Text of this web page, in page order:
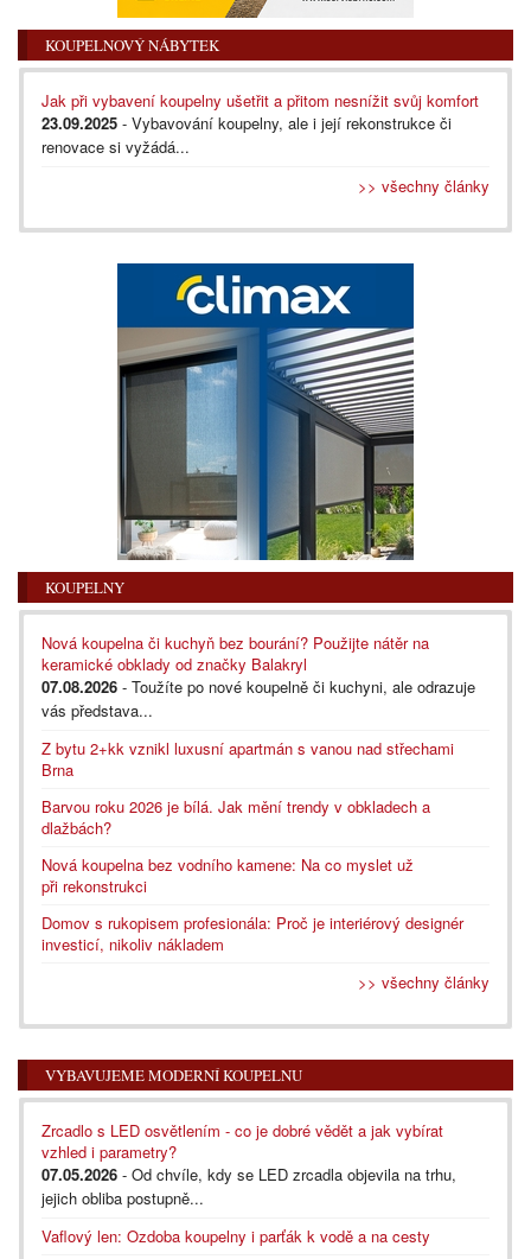
KOUPELNOVÝ NÁBYTEK
Jak při vybavení koupelny ušetřit a přitom nesnížit svůj komfort
23.09.2025 - Vybavování koupelny, ale i její rekonstrukce či
renovace si vyžádá...
>> všechny články
KOUPELNY
Nová koupelna či kuchyň bez bourání? Použijte nátěr na
keramické obklady od značky Balakryl
07.08.2026 - Toužíte po nové koupelně či kuchyni, ale odrazuje
vás představa...
Z bytu 2+kk vznikl luxusní apartmán s vanou nad střechami
Brna
Barvou roku 2026 je bílá. Jak mění trendy v obkladech a
dlažbách?
Nová koupelna bez vodního kamene: Na co myslet už
při rekonstrukci
Domov s rukopisem profesionála: Proč je interiérový designér
investicí, nikoliv nákladem
>> všechny články
VYBAVUJEME MODERNÍ KOUPELNU
Zrcadlo s LED osvětlením - co je dobré vědět a jak vybírat
vzhled i parametry?
07.05.2026 - Od chvíle, kdy se LED zrcadla objevila na trhu,
jejich obliba postupně...
Vaflový len: Ozdoba koupelny i parťák k vodě a na cesty